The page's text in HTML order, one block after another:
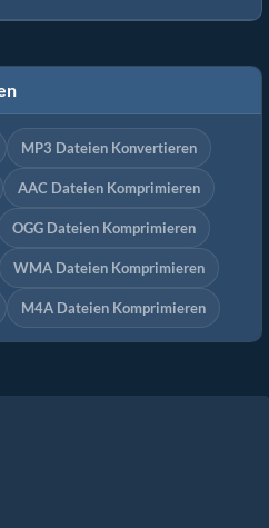
MP3 Dateien Konvertieren
AAC Dateien Komprimieren
OGG Dateien Komprimieren
WMA Dateien Komprimieren
M4A Dateien Komprimieren